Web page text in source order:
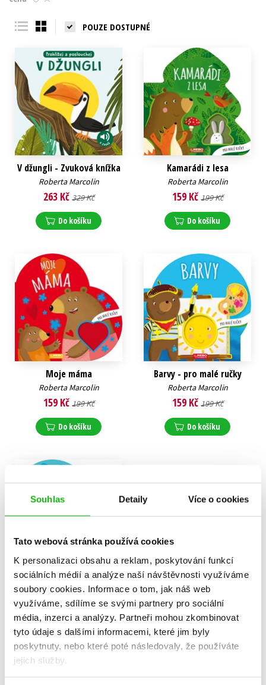
Souhlas Detaily Více o cookies
Tato webová stránka používá cookies
K personalizaci obsahu a reklam, poskytování funkcí
sociálních médií a analýze naší návštěvnosti využíváme
soubory cookies. Informace o tom, jak náš web
využíváme, sdílíme se svými partnery pro sociální
média, inzerci a analýzy. Partneři mohou zkombinovat
tyto údaje s dalšími informacemi, které jim byly
poskytnuty, nebo které poté následovaly, že používáte
jejich služby.
Young adult (SK)
POUZE DOSTUPNÉ
V džungli - Zvuková knížka
Roberta Marcolin
263 Kč 329 Kč
Do košíku
Kamarádi z lesa
Roberta Marcolin
159 Kč 199 Kč
Do košíku
Moje máma
Roberta Marcolin
159 Kč 199 Kč
Do košíku
Barvy - pro malé ručky
Roberta Marcolin
159 Kč 199 Kč
Do košíku
Můj táta
Roberta Marcolin
159 Kč199 Kč
Do košíku